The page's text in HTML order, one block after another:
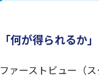
「何が得られるか
ファーストビュー（